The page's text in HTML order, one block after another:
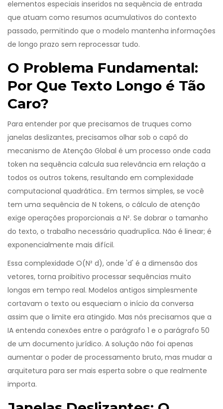
elementos especiais inseridos na sequência de entrada
que atuam como resumos acumulativos do contexto
passado, permitindo que o modelo mantenha informações
de longo prazo sem reprocessar tudo.
O Problema Fundamental:
Por Que Texto Longo é Tão
Caro?
Para entender por que precisamos de truques como
janelas deslizantes, precisamos olhar sob o capô do
mecanismo de Atenção Global é um processo onde cada
token na sequência calcula sua relevância em relação a
todos os outros tokens, resultando em complexidade
computacional quadrática.. Em termos simples, se você
tem uma sequência de N tokens, o cálculo de atenção
exige operações proporcionais a N². Se dobrar o tamanho
do texto, o trabalho necessário quadruplica. Não é linear; é
exponencialmente mais difícil.
Essa complexidade O(N² d), onde 'd' é a dimensão dos
vetores, torna proibitivo processar sequências muito
longas em tempo real. Modelos antigos simplesmente
cortavam o texto ou esqueciam o início da conversa
assim que o limite era atingido. Mas nós precisamos que a
IA entenda conexões entre o parágrafo 1 e o parágrafo 50
de um documento jurídico. A solução não foi apenas
aumentar o poder de processamento bruto, mas mudar a
arquitetura para ser mais esperta sobre o que realmente
importa.